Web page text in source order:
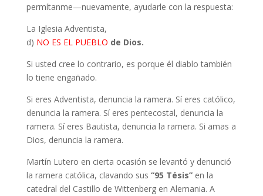
permítanme—nuevamente, ayudarle con la respuesta:
La Iglesia Adventista,
d) NO ES EL PUEBLO de Dios.
Si usted cree lo contrario, es porque él diablo también
lo tiene engañado.
Si eres Adventista, denuncia la ramera. Sí eres católico,
denuncia la ramera. Sí eres pentecostal, denuncia la
ramera. Sí eres Bautista, denuncia la ramera. Si amas a
Dios, denuncia la ramera.
Martín Lutero en cierta ocasión se levantó y denunció
la ramera católica, clavando sus “95 Tésis”en la
catedral del Castillo de Wittenberg en Alemania. A